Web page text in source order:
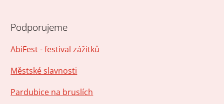
Podporujeme
AbiFest - festival zážitků
Městské slavnosti
Pardubice na bruslích